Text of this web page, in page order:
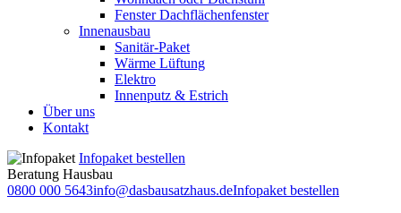
Fenster Dachflächenfenster
Innenausbau
Sanitär-Paket
Wärme Lüftung
Elektro
Innenputz & Estrich
Über uns
Kontakt
Infopaket bestellen
Beratung Hausbau
0800 000 5643info@dasbausatzhaus.deInfopaket bestellen